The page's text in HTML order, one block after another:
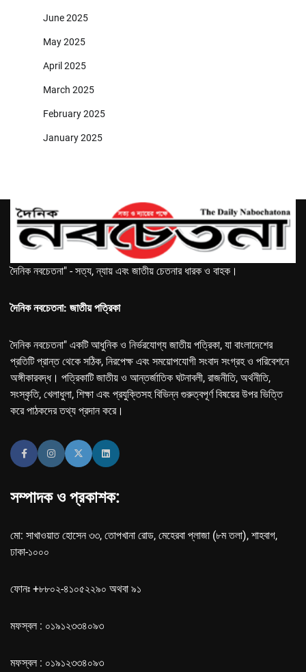
June 2025
May 2025
April 2025
March 2025
February 2025
January 2025
দৈনিক নবচেতনা" - সত্য, ন্যায় এবং জাতীয় চেতনার ধারক ও বাহক।
দৈনিক নবচেতনা: জাতীয় পত্রিকা
দৈনিক নবচেতনা" একটি আধুনিক ও নির্ভরযোগ্য জাতীয় পত্রিকা, যা বাংলাদেশের
প্রতিটি প্রান্ত থেকে সঠিক, নিরপেক্ষ এবং সময়োপযোগী সংবাদ সংগ্রহ ও পরিবেশনে
অঙ্গীকারবদ্ধ। পত্রিকাটি জাতীয় ও আন্তর্জাতিক ঘটনাবলী, রাজনীতি, অর্থনীতি,
সংস্কৃতি, খেলাধুলা, শিক্ষা এবং প্রযুক্তিসহ বিভিন্ন গুরুত্বপূর্ণ বিষয়ের উপর ভিত্তি
করে পাঠকদের তথ্য প্রদান করে।
সম্পাদক ও প্রকাশক:
মো: সাখাওয়াত হোসেন ৩৩, তোপখানা রোড, মেহেরবা প্লাজা (৮ম তলা), শাহবাগ,
ঢাকা-১০০০
ফোনঃ +৮৮০২-৪১০৫২২৯০ অথবা ৯১
মফস্বল : ০১৯১২৩৩৪০৯৩
মফস্বল : ০১৯১২৩৩৪০৯৩